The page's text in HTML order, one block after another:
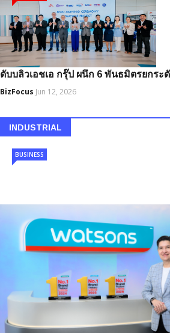
ดับบลิวเอชเอ กรุ๊ป ผนึก 6 พันธมิตรยกระ
BizFocus Jun 12, 2026
INDUSTRIAL
BUSINESS